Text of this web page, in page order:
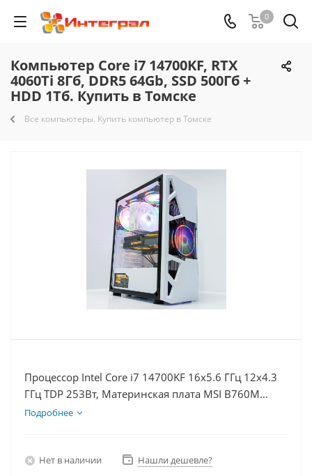
0
Компьютер Core i7 14700KF, RTX
4060Ti 8Гб, DDR5 64Gb, SSD 500Гб +
HDD 1Тб. Купить в Томске
Все компьютеры. Купить компьютер в Томске
Процессор Intel Core i7 14700KF 16x5.6 ГГц 12x4.3
ГГц TDP 253Вт, Материнская плата MSI B760M
BOMBER WIFI D5, Видеокарта RTX 4060Ti 8Гб,
Подробнее
Нет в наличии Нашли дешевле?